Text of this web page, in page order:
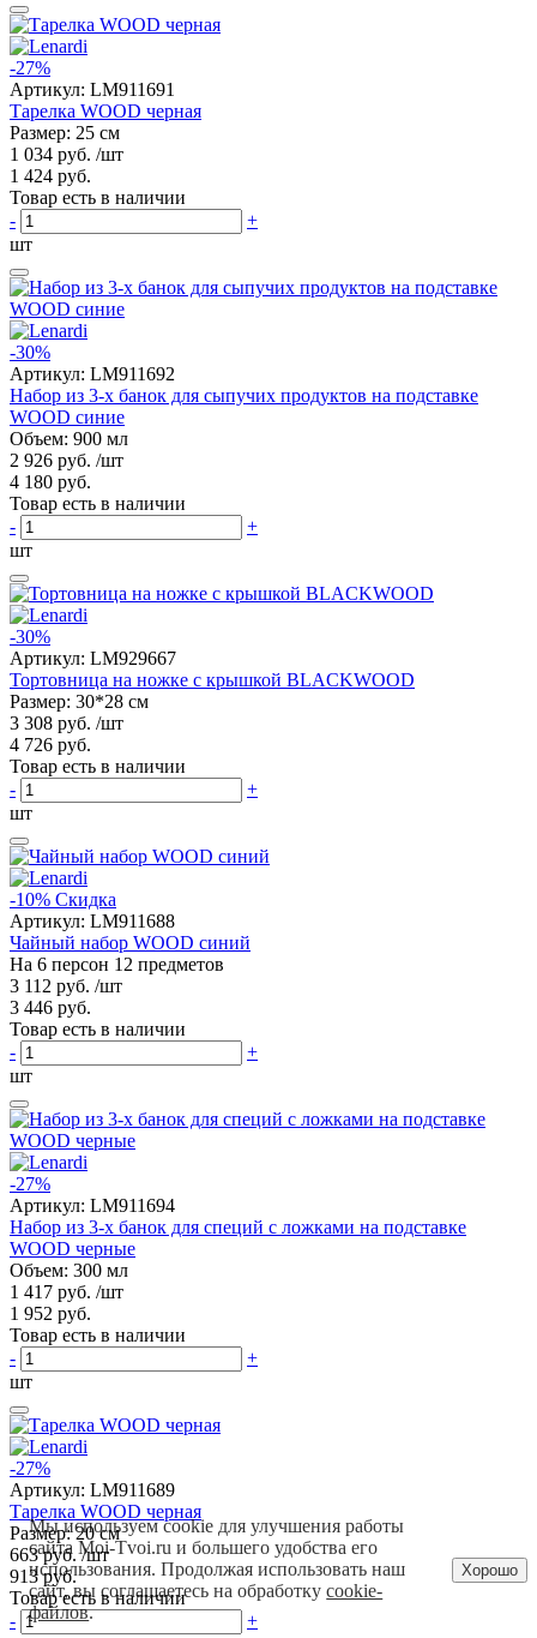
-27%
Артикул: LM911691
Тарелка WOOD черная
Размер: 25 см
1 034 руб. /шт
1 424 руб.
Товар есть в наличии
-
+
шт
-30%
Артикул: LM911692
Набор из 3-х банок для сыпучих продуктов на подставке
WOOD синие
Объем: 900 мл
2 926 руб. /шт
4 180 руб.
Товар есть в наличии
-
+
шт
-30%
Артикул: LM929667
Тортовница на ножке с крышкой BLACKWOOD
Размер: 30*28 см
3 308 руб. /шт
4 726 руб.
Товар есть в наличии
-
+
шт
-10% Скидка
Артикул: LM911688
Чайный набор WOOD синий
На 6 персон 12 предметов
3 112 руб. /шт
3 446 руб.
Товар есть в наличии
-
+
шт
-27%
Артикул: LM911694
Набор из 3-х банок для специй с ложками на подставке
WOOD черные
Объем: 300 мл
1 417 руб. /шт
1 952 руб.
Товар есть в наличии
-
+
шт
-27%
Артикул: LM911689
Тарелка WOOD черная
Размер: 20 см
663 руб. /шт
913 руб.
Товар есть в наличии
-
+
Мы используем cookie для улучшения работы
сайта Moi-Tvoi.ru и большего удобства его
использования. Продолжая использовать наш
сайт, вы соглашаетесь на обработкуcookie-
файлов.
Хорошо